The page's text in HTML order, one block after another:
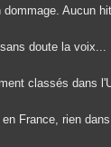
Aucun
doute la voix...
classés dans
France, rien